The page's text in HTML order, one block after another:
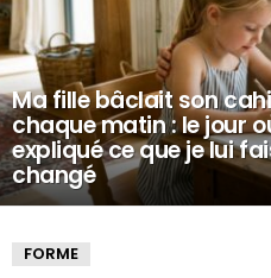
Ma fille bâclait son
chaque matin : le jour
expliqué ce que je lui
changé
FORME